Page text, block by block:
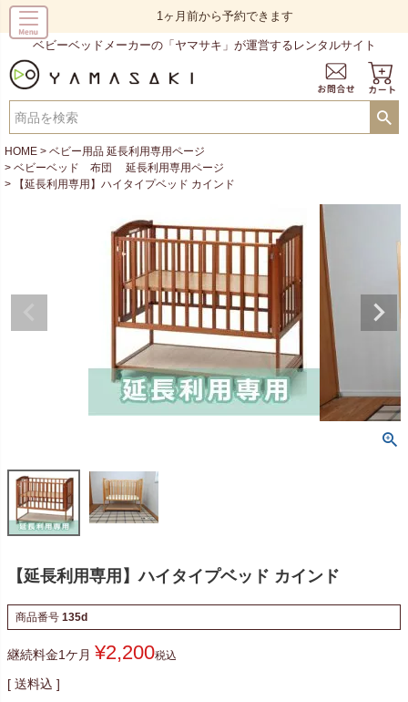
1ヶ月前から予約できます
ベビーベッドメーカーの「ヤマサキ」が運営するレンタルサイト
HOME
ベビー用品 延長利用専用ページ
ベビーベッド 布団 延長利用専用ページ
【延長利用専用】ハイタイプベッド カインド
【延長利用専用】ハイタイプベッド カインド
商品番号 135d
継続料金1ケ月 ¥2,200税込
送料込